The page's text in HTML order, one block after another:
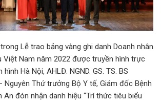
Lễ trao bảng vàng ghi danh Doanh nhân
Việt Nam năm 2022 được truyền hình trực
Hà Nội, AHLĐ. NGND. GS. TS. BS
Nguyên Thứ trưởng Bộ Y tế, Giám đốc Bệnh
An đón nhận danh hiệu “Trí thức tiêu biểu